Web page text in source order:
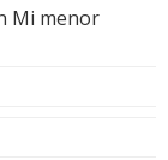
Mi menor